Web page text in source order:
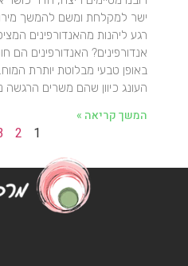
ישר למקלחת ומשם להמשך
רגע ליהנות מהאנדורפינים
אנדורפינים? האנדורפינים הם
באופן טבעי מבלוטת יותרת
העונג כיוון שהם משרים
המשך קריאה »
1
2